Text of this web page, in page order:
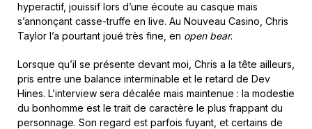
hyperactif, jouissif lors d’une écoute au casque mais
s’annonçant casse-truffe en live. Au Nouveau Casino, Chris
Taylor l’a pourtant joué très fine, en open bear.
Lorsque qu’il se présente devant moi, Chris a la tête ailleurs,
pris entre une balance interminable et le retard de Dev
Hines. L’interview sera décalée mais maintenue : la modestie
du bonhomme est le trait de caractère le plus frappant du
personnage. Son regard est parfois fuyant, et certains de